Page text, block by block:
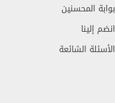
بوابة المحسنين
انضم إلينا
الأسئلة الشائعة